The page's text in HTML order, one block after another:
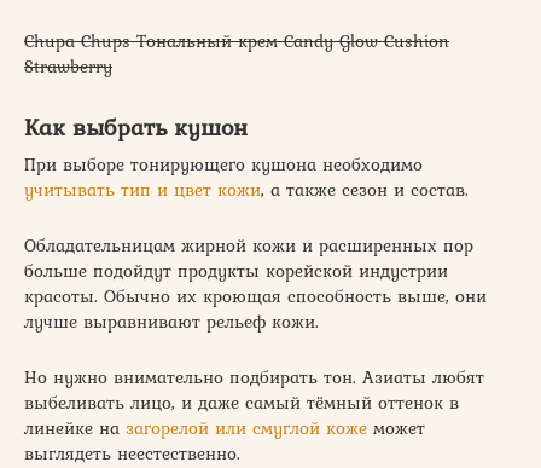
Chupa Chups Тональный крем Candy Glow Cushion
Strawberry
Как выбрать кушон
При выборе тонирующего кушона необходимо
учитывать тип и цвет кожи, а также сезон и состав.
Обладательницам жирной кожи и расширенных пор
больше подойдут продукты корейской индустрии
красоты. Обычно их кроющая способность выше, они
лучше выравнивают рельеф кожи.
Но нужно внимательно подбирать тон. Азиаты любят
выбеливать лицо, и даже самый тёмный оттенок в
линейке на загорелой или смуглой коже может
выглядеть неестественно.